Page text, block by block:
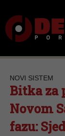
NOVI SISTEM
Bitka za
Novom
fazu: